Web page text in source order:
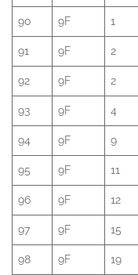
90 9F 1
91 9F 2
92 9F 2
93 9F 4
94 9F 9
95 9F 11
96 9F 12
97 9F 15
98 9F 19